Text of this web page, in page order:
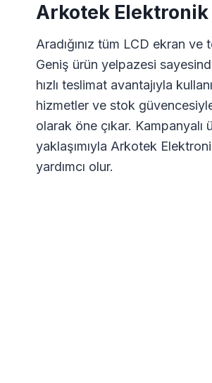
Arkotek Elektronik
Aradığınız tüm LCD ekran
Geniş ürün yelpazesi
hızlı teslimat avantajıyla
hizmetler ve stok
olarak öne çıkar. Kampanyalı
yaklaşımıyla Arkotek
yardımcı olur.